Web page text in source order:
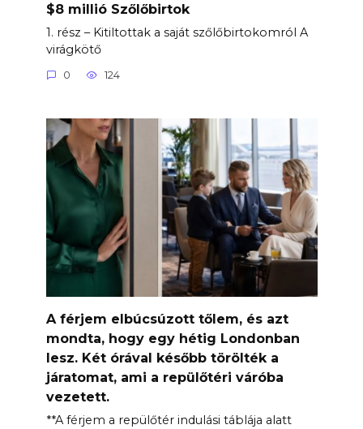
$8 millió Szőlőbirtok
1. rész – Kitiltottak a saját szőlőbirtokomról A
virágkötő
0 124
A férjem elbúcsúzott tőlem, és azt
mondta, hogy egy hétig Londonban
lesz. Két órával később törölték a
járatomat, ami a repülőtéri váróba
vezetett.
**A férjem a repülőtér indulási táblája alatt